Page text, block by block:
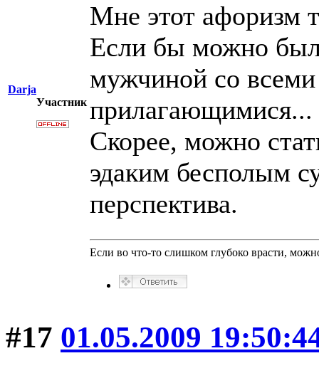
Darja
Участник
Мне этот афоризм
Если бы можно
мужчиной со
прилагающимися...
Скорее, можно
эдаким бесполым
перспектива.
Если во что-то слишком глубоко врасти,
#17 01.05.2009